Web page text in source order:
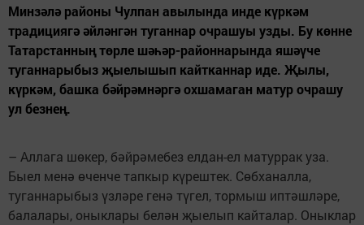
Минзәлә районы Чулпан авылында инде күркәм
традициягә әйләнгән туганнар очрашуы узды. Бу көнне
Татарстанның төрле шәһәр-районнарында яшәүче
туганнарыбыз җыелышып кайтканнар иде. Җылы,
күркәм, башка бәйрәмнәргә охшамаган матур очрашу
ул безнең.
– Аллага шөкер, бәйрәмебез елдан-ел матуррак уза.
Быел менә өченче тапкыр күрештек. Сөбханалла,
туганнарыбыз үзләре генә түгел, тормыш иптәшләре,
балалары, оныклары белән җыелып кайталар. Оныклар